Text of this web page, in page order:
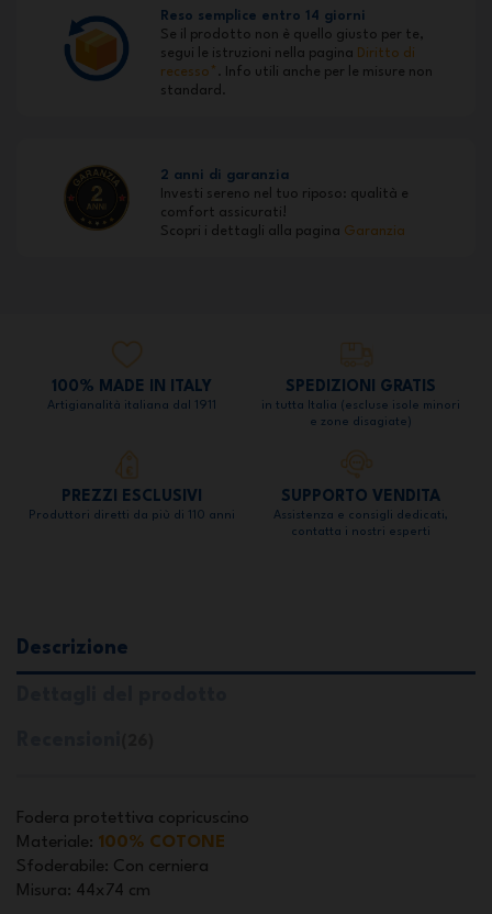
Reso semplice entro 14 giorni
Se il prodotto non è quello giusto per te,
segui le istruzioni nella pagina Diritto di
recesso* . Info utili anche per le misure non
standard.
2 anni di garanzia
Investi sereno nel tuo riposo: qualità e
comfort assicurati!
Scopri i dettagli alla pagina Garanzia
100% MADE IN ITALY
Artigianalità italiana dal 1911
SPEDIZIONI GRATIS
in tutta Italia (escluse isole minori
e zone disagiate)
PREZZI ESCLUSIVI
Produttori diretti da più di 110 anni
SUPPORTO VENDITA
Assistenza e consigli dedicati,
contatta i nostri esperti
Descrizione
Fodera protettiva copricuscino
Materiale: 100% COTONE
Sfoderabile: Con cerniera
Misura: 44x74 cm